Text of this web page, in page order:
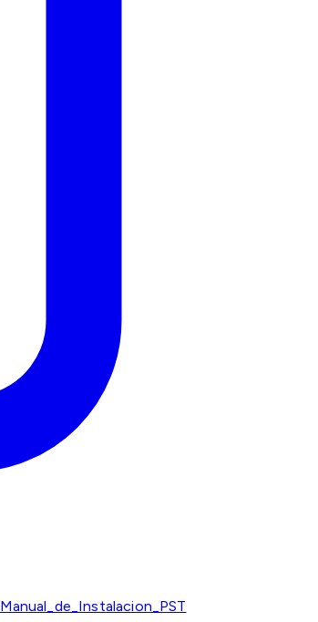
Manual_de_Instalacion_PST